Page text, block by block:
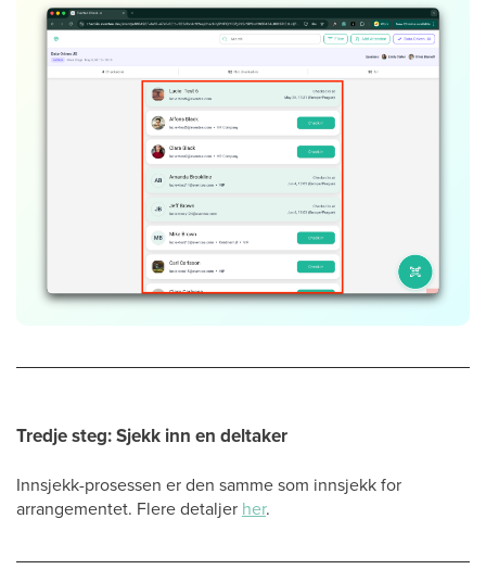
Tredje steg: Sjekk inn en deltaker
Innsjekk-prosessen er den samme som innsjekk for
arrangementet. Flere detaljer her.